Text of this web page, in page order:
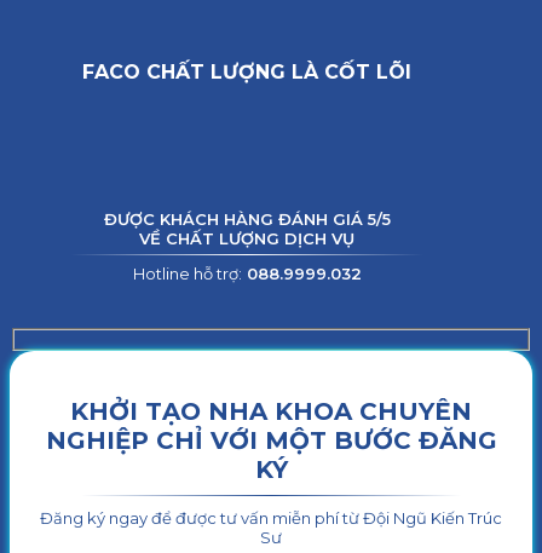
FACO CHẤT LƯỢNG LÀ CỐT LÕI
ĐƯỢC KHÁCH HÀNG ĐÁNH GIÁ 5/5
VỀ CHẤT LƯỢNG DỊCH VỤ
Hotline hỗ trợ: 088.9999.032
KHỞI TẠO NHA KHOA CHUYÊN
NGHIỆP CHỈ VỚI MỘT BƯỚC ĐĂNG
KÝ
Đăng ký ngay để được tư vấn miễn phí từ Đội Ngũ Kiến Trúc
Sư